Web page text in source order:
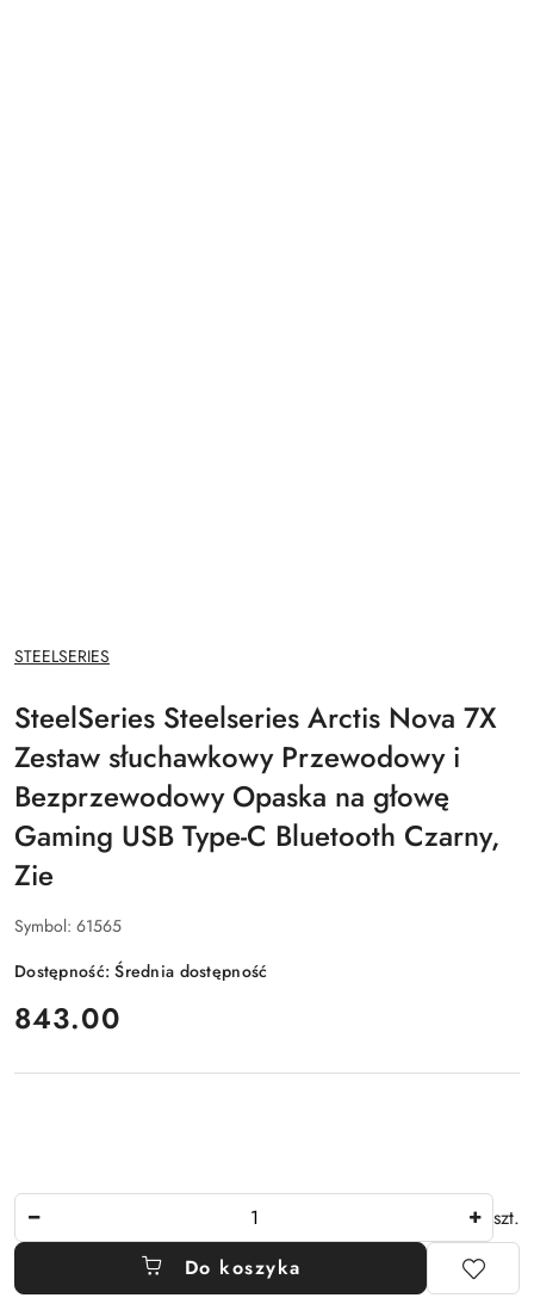
NAZWA
PRODUCENTA:
STEELSERIES
SteelSeries Steelseries Arctis Nova 7X
Zestaw słuchawkowy Przewodowy i
Bezprzewodowy Opaska na głowę
Gaming USB Type-C Bluetooth Czarny,
Zie
Symbol: 61565
Dostępność:Średnia dostępność
cena:
843.00
szt.
Do koszyka